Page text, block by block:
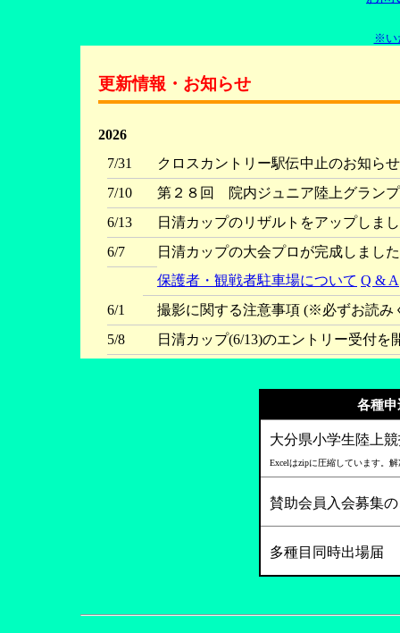
※い
更新情報・お知らせ
2026
7/31
クロスカントリー駅伝中止のお知ら
7/10
第２８回 院内ジュニア陸上グラン
6/13
日清カップのリザルトをアップしま
6/7
日清カップの大会プロが完成しまし
保護者・観戦者駐車場について Q & A
6/1
撮影に関する注意事項 (※必ずお読
5/8
日清カップ(6/13)のエントリー受付を
フンドーキンカップの大会プロがで
日清カップの要項ができました。 →
OTT（第10回OITAタイムトライア
第10回九州地区小学生陸上競技交
新種目として、「コンバ
3/23
U13強化指定選手選考会 リザルトを
各種
大分県小学生陸上
Excelはzipに圧縮しています。
賛助会員入会募集
多種目同時出場届